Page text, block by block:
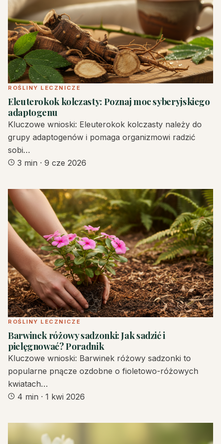
ROŚLINY LECZNICZE
Eleuterokok kolczasty: Poznaj moc syberyjskiego
adaptogenu
Kluczowe wnioski: Eleuterokok kolczasty należy do
grupy adaptogenów i pomaga organizmowi radzić
sobi…
3 min · 9 cze 2026
ROŚLINY LECZNICZE
Barwinek różowy sadzonki: Jak sadzić i
pielęgnować? Poradnik
Kluczowe wnioski: Barwinek różowy sadzonki to
popularne pnącze ozdobne o fioletowo-różowych
kwiatach…
4 min · 1 kwi 2026